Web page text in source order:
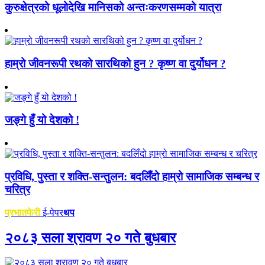
कुरुक्षेत्रको धूलोदेखि मानिसको अन्तःकरणसम्मको यात्रा
हाम्रो जीवनरूपी रथको सारथिको हुन ? कृष्ण वा दुर्योधन ?
जङ्गे हुँ यो देशको !
प्रविधि, पुस्ता र शक्ति-सन्तुलन: बदलिँदो हाम्रो सामाजिक सम्बन्ध र
चरित्र
प्रभातफेरीई-पेपरथप
२०८३ सला श्रावण २० गते बुधबार